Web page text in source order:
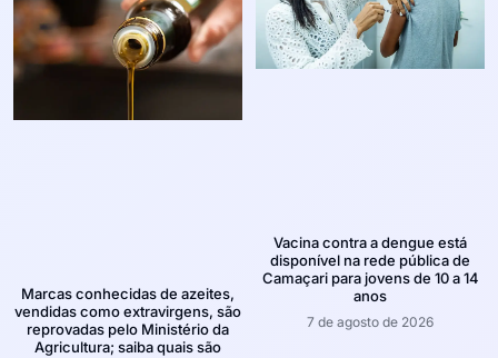
Marcas conhecidas de azeites,
vendidas como extravirgens, são
reprovadas pelo Ministério da
Agricultura; saiba quais são
Vacina contra a dengue está
disponível na rede pública de
Camaçari para jovens de 10 a 14
anos
7 de agosto de 2026